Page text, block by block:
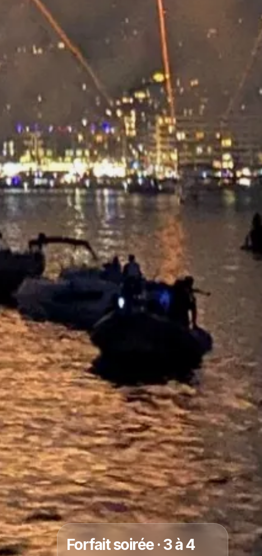
Forfait soirée · 3 à 4